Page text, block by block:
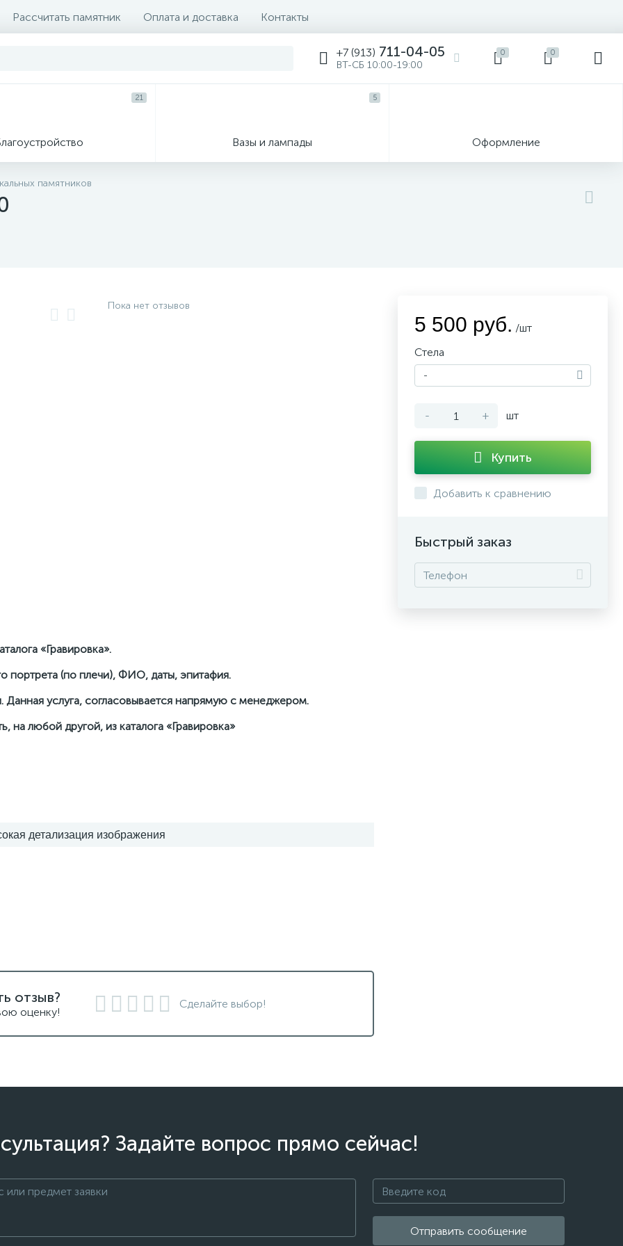
Рассчитать памятник Оплата и доставка Контакты
+7 (913) 711-04-05
ВТ-СБ 10:00-19:00
0 0
21
Вазы и лампады
5
Оформление
памятников
Пока нет отзывов
«Гравировка».
портрета (по плечи), ФИО, даты, эпитафия.
услуга, согласовывается напрямую с менеджером.
любой другой, из каталога «Гравировка»
детализация изображения
5 500 руб. /шт
Стела
-
- + шт
Купить
Добавить к сравнению
Быстрый заказ
отзыв?
оценку!
Сделайте выбор!
Задайте вопрос прямо сейчас!
Отправить сообщение